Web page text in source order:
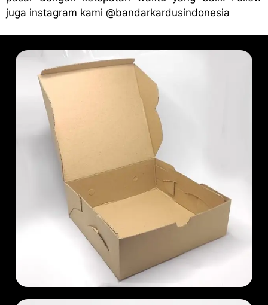
juga instagram kami @bandarkardusindonesia